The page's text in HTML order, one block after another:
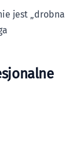
jest „drobna